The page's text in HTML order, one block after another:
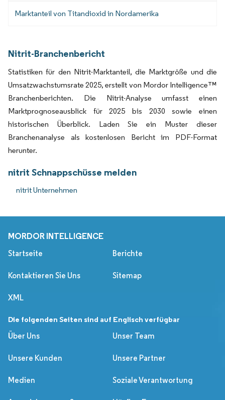
Marktanteil von Titandioxid in Nordamerika
Nitrit-Branchenbericht
Statistiken für den Nitrit-Marktanteil, die Marktgröße und die
Umsatzwachstumsrate 2025, erstellt von Mordor Intelligence™
Branchenberichten. Die Nitrit-Analyse umfasst einen
Marktprognoseausblick für 2025 bis 2030 sowie einen
historischen Überblick. Laden Sie ein Muster dieser
Branchenanalyse als kostenlosen Bericht im PDF-Format
herunter.
nitrit Schnappschüsse melden
nitrit Unternehmen
MORDOR INTELLIGENCE
Startseite Berichte
Kontaktieren Sie Uns Sitemap
XML
Die folgenden Seiten sind auf Englisch verfügbar
Über Uns
Unser Team
Unsere Kunden Unsere Partner
Medien Soziale Verantwortung